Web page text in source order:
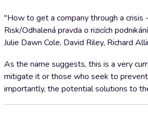
"How to get a company through a crisis
Risk/Odhalená pravda o rizicích
Julie Dawn Cole, David Riley, Richard
As the name suggests, this is a very
mitigate it or those who seek to
importantly, the potential solutions to